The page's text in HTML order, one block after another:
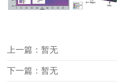
上一篇：暂无
下一篇：暂无